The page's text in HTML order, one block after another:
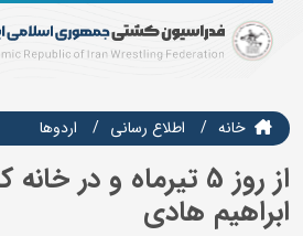
خانه اطلاع رسانی اردوها
از روز 5 تیرماه و در
ابراهیم هادی